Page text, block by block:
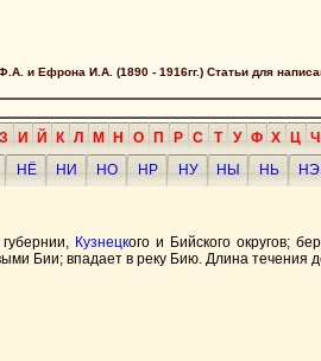
и Ефрона И.А. (1890 - 1916гг.) Статьи для
З И Й К Л М Н О П Р С Т У Ф Х Ц Ч
НЁ НИ НО НР НУ НЫ НЬ
НЭ
Кузнецкого и Бийского округов;
Бии; впадает в реку Бию. Длина течения